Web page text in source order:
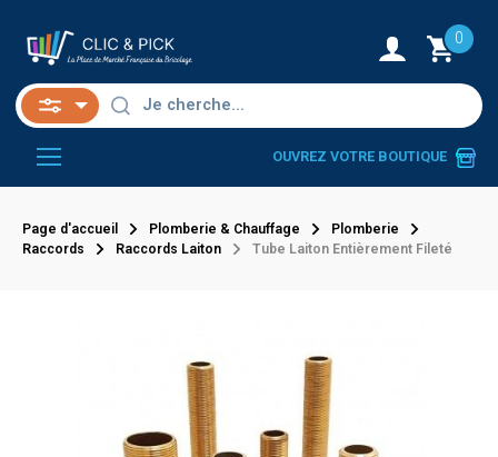
0
OUVREZ VOTRE BOUTIQUE
Page d'accueil Plomberie & Chauffage
Plomberie
Raccords
Raccords Laiton Tube Laiton Entièrement Fileté